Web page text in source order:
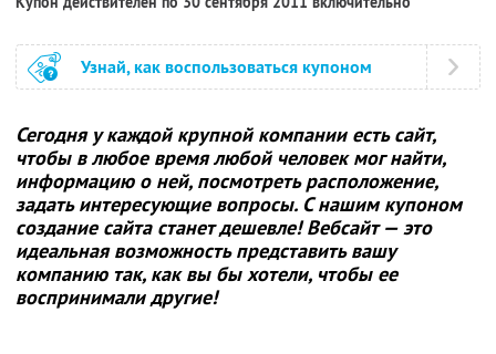
Узнай, как воспользоваться купоном
Сегодня у каждой крупной компании есть сайт,
чтобы в любое время любой человек мог найти,
информацию о ней, посмотреть расположение,
задать интересующие вопросы. С нашим купоном
создание сайта станет дешевле! Вебсайт — это
идеальная возможность представить вашу
компанию так, как вы бы хотели, чтобы ее
воспринимали другие!